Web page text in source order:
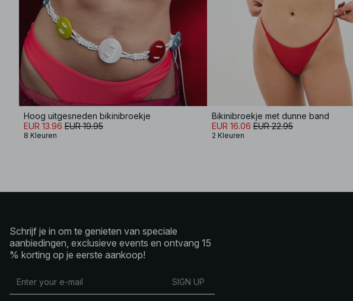
Hoog uitgesneden bikinibroekje
EUR 13.96 EUR 19.95
8 Kleuren
Bikinibroekje met dunne band
EUR 16.06 EUR 22.95
2 Kleuren
Schrijf je in om te genieten van speciale
aanbiedingen, exclusieve events en ontvang 15
% korting op je eerste aankoop!
SIGN UP